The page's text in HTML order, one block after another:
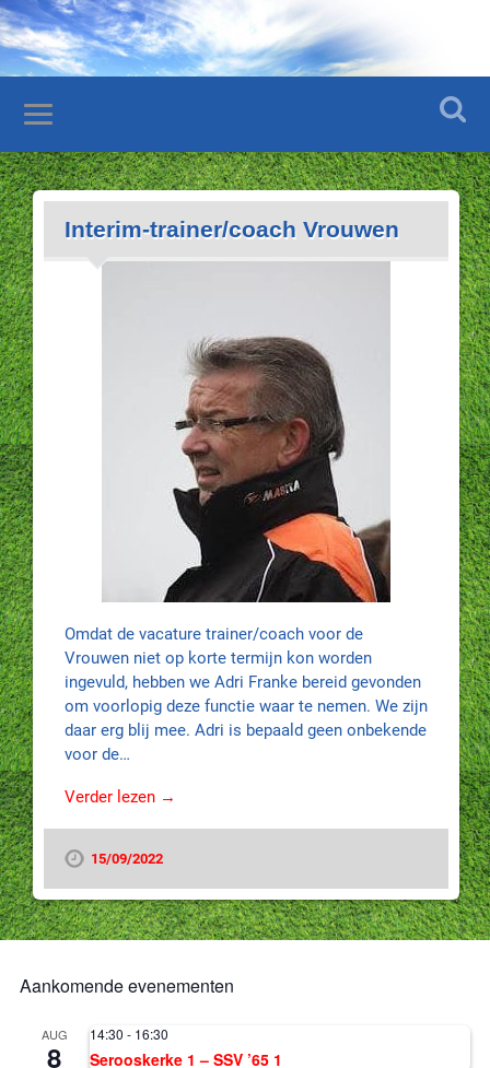
Interim-trainer/coach Vrouwen
Omdat de vacature trainer/coach voor de
Vrouwen niet op korte termijn kon worden
ingevuld, hebben we Adri Franke bereid gevonden
om voorlopig deze functie waar te nemen. We zijn
daar erg blij mee. Adri is bepaald geen onbekende
voor de…
Verder lezen →
15/09/2022
Aankomende evenementen
AUG
8
14:30 - 16:30
Serooskerke 1 – SSV ’65 1